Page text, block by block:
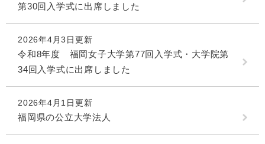
第30回入学式に出席しました
2026年4月3日更新
令和8年度 福岡女子大学第77回入学式・大学院第
34回入学式に出席しました
2026年4月1日更新
福岡県の公立大学法人